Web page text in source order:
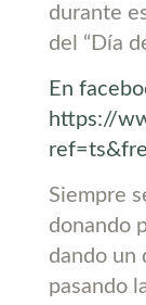
durante
del “Día
En
https://
Siempre
donando
dando un
pasando